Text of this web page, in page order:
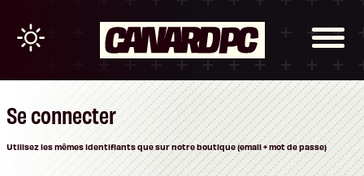
Se connecter
Utilisez les mêmes identifiants que sur notre boutique (email + mot de passe)